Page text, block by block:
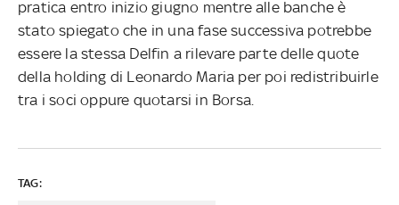
pratica entro inizio giugno mentre alle banche è
stato spiegato che in una fase successiva potrebbe
essere la stessa Delfin a rilevare parte delle quote
della holding di Leonardo Maria per poi redistribuirle
tra i soci oppure quotarsi in Borsa.
TAG: